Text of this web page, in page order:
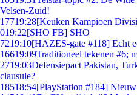
Velsen-Zuid!
17719:28[Keuken Kampioen
019:22[SHO FB] SHO
7219:10[HAZES-gate #118] Echt
16619:09Traditioneel tekenen #6;
2719:03Defensiepact Pakistan,
clausule?
18518:54[PlayStation #184] Nieuw